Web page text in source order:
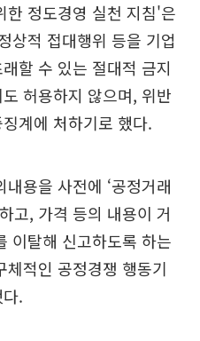
한 정도경영 실천 지침'은
상적 접대행위 등을 기업
할 수 있는 절대적 금지
허용하지 않으며, 위반
계에 처하기로 했다.
용을 사전에 ‘공정거래
고, 가격 등의 내용이 거
이탈해 신고하도록 하는
적인 공정경쟁 행동기
.